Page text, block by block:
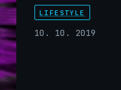
LIFESTYLE
10. 10. 2019